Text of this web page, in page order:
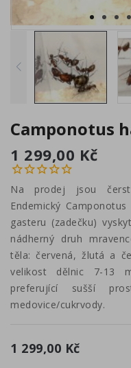
Camponotus
1 299,00 Kč
Na prodej jsou
Endemický
gasteru (zadečku)
nádherný druh
těla: červená, žlutá a
velikost dělnic 7-13
preferující sušší
medovice/cukrvody.
1 299,00 Kč